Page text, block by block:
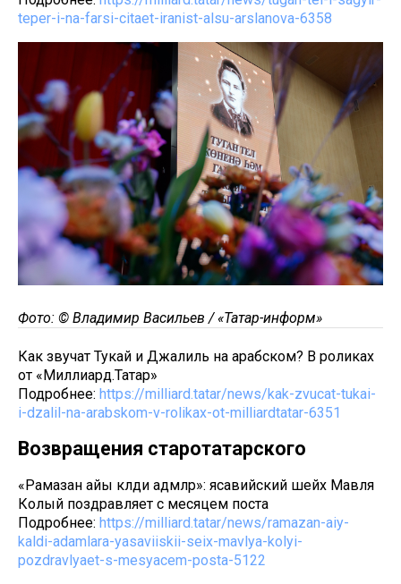
teper-i-na-farsi-citaet-iranist-alsu-arslanova-6358
Фото: © Владимир Васильев / «Татар-информ»
Как звучат Тукай и Джалиль на арабском? В роликах
от «Миллиард.Татар»
Подробнее: https://milliard.tatar/news/kak-zvucat-tukai-
i-dzalil-na-arabskom-v-rolikax-ot-milliardtatar-6351
Возвращения старотатарского
«Рамазан айы кәлди адәмләрә»: ясавийский шейх Мавля
Колый поздравляет с месяцем поста
Подробнее: https://milliard.tatar/news/ramazan-aiy-
kaldi-adamlara-yasaviiskii-seix-mavlya-kolyi-
pozdravlyaet-s-mesyacem-posta-5122